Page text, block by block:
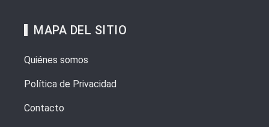
MAPA DEL SITIO
Quiénes somos
Política de Privacidad
Contacto